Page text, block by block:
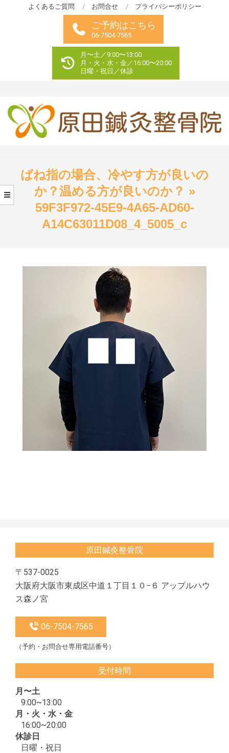
よくあるご質問 お問合せ プライバシーポリシー
ご予約はこちら
06-7504-7565
月〜土／9:00〜13:00
月・火・水・金／16:00〜20:00
日曜・祝日／休診
ばね指の場合、冷やす方が良いの
か？温める方が良いのか？ »
59F3F972-45E9-4A65-AD60-
A14C63011D08_4_5005_c
原田鍼灸整骨院
〒537-0025
大阪府大阪市東成区中道１丁目１０−６ アップルハウ
ス森ノ宮
06-7504-7565
（予約・お問合せ専用電話番号）
受付時間
月〜土
9:00~13:00
月・火・水・金
16:00~20:00
休診日
日曜・祝日